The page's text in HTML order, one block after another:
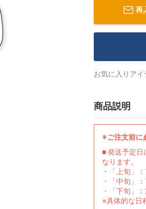
再
お気に入りアイ
商品説明
※ご注文前に
■ 発送予定日
なります。
・「上旬」
・「中旬」
・「下旬」
※具体的な日